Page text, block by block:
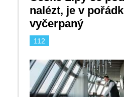
nalézt, je v
vyčerpaný
112